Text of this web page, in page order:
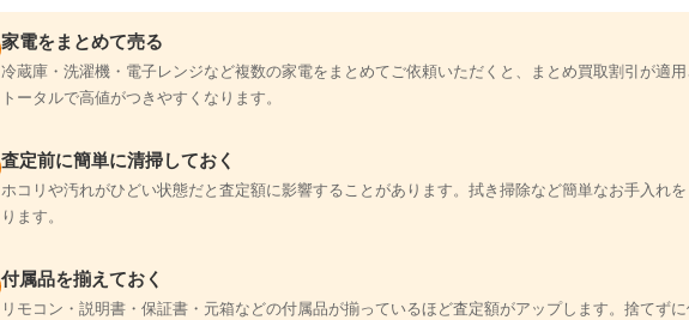
家電をまとめて売る
冷蔵庫・洗濯機・電子レンジなど複数の家電をまとめてご依頼いただくと、まとめ買取割引が適
トータルで高値がつきやすくなります。
査定前に簡単に清掃しておく
ホコリや汚れがひどい状態だと査定額に影響することがあります。拭き掃除など簡単なお手入れ
ります。
付属品を揃えておく
リモコン・説明書・保証書・元箱などの付属品が揃っているほど査定額がアップします。捨てず